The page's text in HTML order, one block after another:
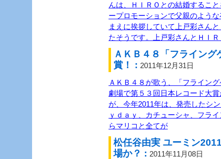
んは、ＨＩＲＯとの結婚するこ
ープロモーションで父親のよう
まえに挨拶していて上戸彩さん
たそうです。上戸彩さんとＨＩ
ＡＫＢ４８「フライン
賞！ : 2011年12月31日
ＡＫＢ４８が歌う、「フライン
劇場で第５３回日本レコード大
が、今年2011年は、発売したシ
ｙｄａｙ、カチューシャ、フラ
らマリコと全てが
松任谷由実 ユーミン
場か？ : 2011年11月08日